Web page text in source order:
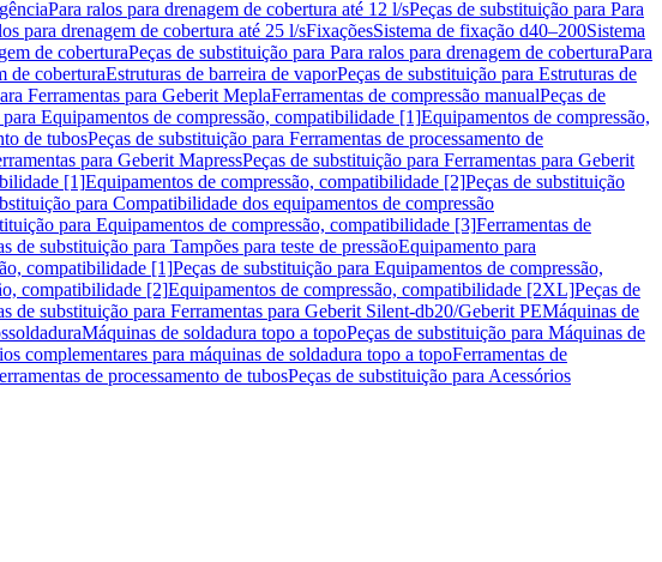
Para ralos para drenagem de cobertura até 12 l/sPeças de substituição para Para
para drenagem de cobertura até 25 l/sFixaçõesSistema de fixação d40–200Sistema
de coberturaPeças de substituição para Para ralos para drenagem de coberturaPara
de coberturaEstruturas de barreira de vaporPeças de substituição para Estruturas de
Ferramentas para Geberit MeplaFerramentas de compressão manualPeças de
para Equipamentos de compressão, compatibilidade [1]Equipamentos de compressão,
de tubosPeças de substituição para Ferramentas de processamento de
para Geberit MapressPeças de substituição para Ferramentas para Geberit
[1]Equipamentos de compressão, compatibilidade [2]Peças de substituição
para Compatibilidade dos equipamentos de compressão
para Equipamentos de compressão, compatibilidade [3]Ferramentas de
de substituição para Tampões para teste de pressãoEquipamento para
compatibilidade [1]Peças de substituição para Equipamentos de compressão,
compatibilidade [2]Equipamentos de compressão, compatibilidade [2XL]Peças de
de substituição para Ferramentas para Geberit Silent-db20/Geberit PEMáquinas de
Máquinas de soldadura topo a topoPeças de substituição para Máquinas de
complementares para máquinas de soldadura topo a topoFerramentas de
de processamento de tubosPeças de substituição para Acessórios